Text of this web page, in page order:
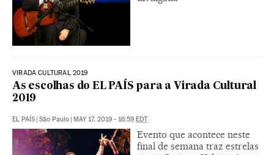
VIRADA CULTURAL 2019
As escolhas do EL PAÍS para a Virada Cultural
2019
EL PAÍS | São Paulo | MAY 17, 2019 - 16:59 EDT
Evento que acontece neste
final de semana traz estrelas